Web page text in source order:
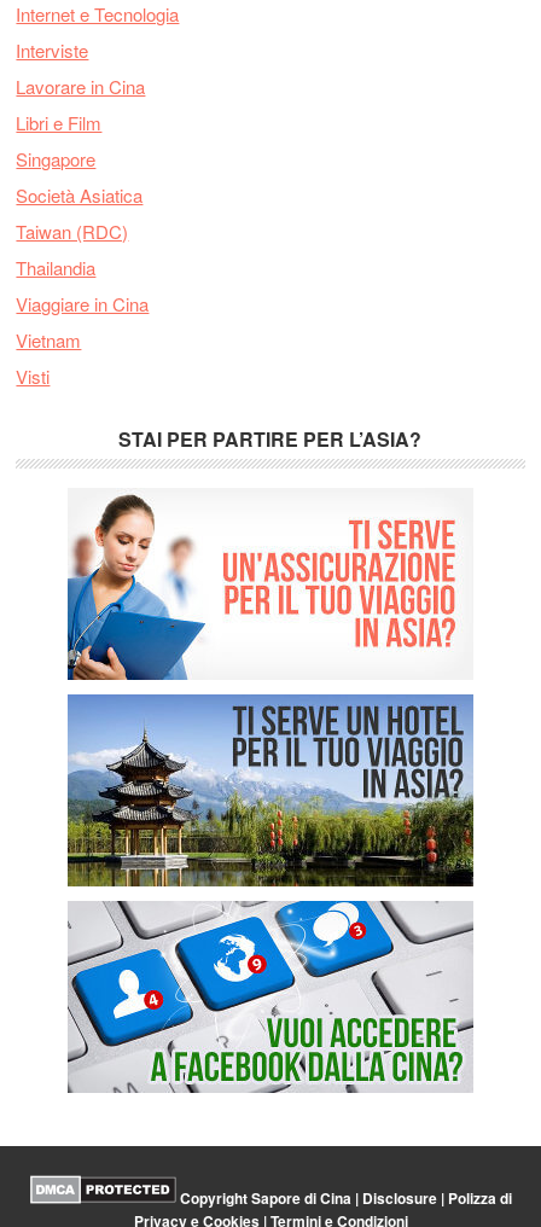
Internet e Tecnologia
Interviste
Lavorare in Cina
Libri e Film
Singapore
Società Asiatica
Taiwan (RDC)
Thailandia
Viaggiare in Cina
Vietnam
Visti
STAI PER PARTIRE PER L’ASIA?
Copyright Sapore di Cina | Disclosure| Polizza di
Privacy e Cookies|Termini e Condizioni